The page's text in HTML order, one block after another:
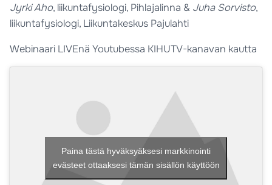
Jyrki Aho, liikuntafysiologi, Pihlajalinna & Juha Sorvisto,
liikuntafysiologi, Liikuntakeskus Pajulahti
Webinaari LIVEnä Youtubessa KIHUTV-kanavan kautta
Paina tästä hyväksyäksesi markkinointi
evästeet ottaaksesi tämän sisällön käyttöön